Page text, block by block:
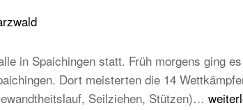
in Spaichingen statt. Früh morgens ging
Dort meisterten die 14
Seilziehen, Stützen)… 14